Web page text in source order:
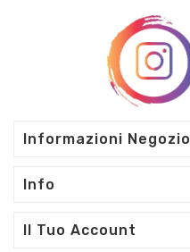
Informazioni Negozio
Info
Il Tuo Account